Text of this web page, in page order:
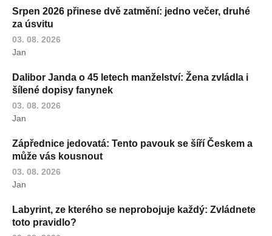
Srpen 2026 přinese dvě zatmění: jedno večer, druhé
za úsvitu
03. 08. 2026
Jan
Dalibor Janda o 45 letech manželství: Žena zvládla i
šílené dopisy fanynek
03. 08. 2026
Jan
Zápřednice jedovatá: Tento pavouk se šíří Českem a
může vás kousnout
03. 08. 2026
Jan
Labyrint, ze kterého se neprobojuje každý: Zvládnete
toto pravidlo?